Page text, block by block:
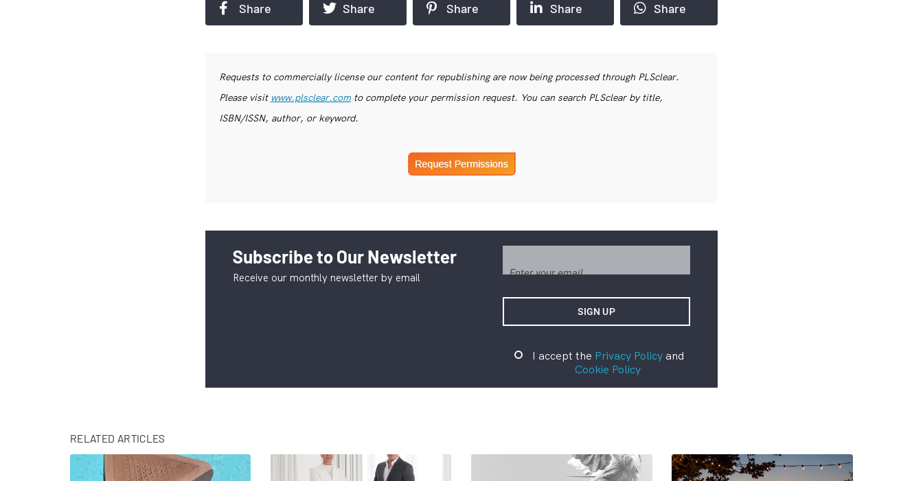
Share Share Share Share Share
Requests to commercially license our content for republishing are now being processed through PLSclear.
Please visit www.plsclear.comto complete your permission request. You can search PLSclear by title,
ISBN/ISSN, author, or keyword.
Subscribe to Our Newsletter
Receive our monthly newsletter by email
I accept the Privacy Policyand
Cookie Policy
RELATED ARTICLES